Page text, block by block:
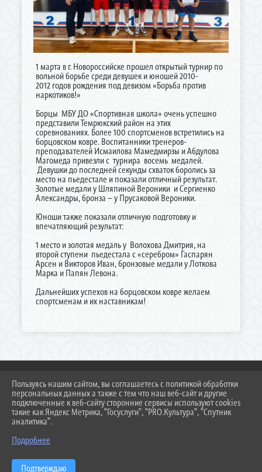
1 марта в г. Новороссийске прошел открытый турнир по
вольной борьбе среди девушек и юношей 2010-
2012 годов рождения под девизом «Борьба против
наркотиков!»
Борцы МБУ ДО «Спортивная школа» очень успешно
представили Темрюкский район на этих
соревнованиях. Более 100 спортсменов встретились на
борцовском ковре. Воспитанники тренеров-
преподавателей Исмаилова Мамедмирзы и Абдулова
Магомеда привезли с турнира восемь медалей.
Девушки до последней секунды схваток боролись за
место на пьедестале и показали отличный результат.
Золотые медали у Шляпиной Вероники и Сергиенко
Александры, бронза – у Прусаковой Вероники.
Юноши также показали отличную подготовку и
впечатляющий результат:
1 место и золотая медаль у Волохова Дмитрия, на
второй ступени пьедестала с «серебром» Гаспарян
Арсен и Викторов Иван, бронзовые медали у Лоткова
Марка и Папян Левона.
Дальнейших успехов на борцовском ковре желаем
спортсменам и их наставникам!
2026 Г. DUSSH.TEMR23.RU
ВХОД
КАРТА САЙТА
СДЕЛАНО НА KUBCMS
РАЗРАБОТКА И ПОДДЕРЖКА
Пользуясь нашим сайтом, вы соглашаетесь с политикой обработки
персональных данных а также с тем что наш веб-сайт и другие
подключенные к веб-сайту сторонние сервисы используют cookies
такие как Яндекс Метрика, "Госуслуги", "PRO.Культура", "Спутник
аналитика".
Подробнее
Подтверждаю